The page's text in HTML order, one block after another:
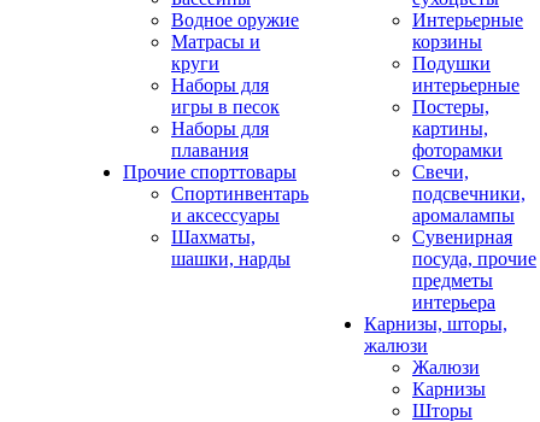
Водное оружие
Матрасы и
круги
Наборы для
игры в песок
Наборы для
плавания
Прочие спорттовары
Спортинвентарь
и аксессуары
Шахматы,
шашки, нарды
Интерьерные
корзины
Подушки
интерьерные
Постеры,
картины,
фоторамки
Свечи,
подсвечники,
аромалампы
Сувенирная
посуда, прочие
предметы
интерьера
Карнизы, шторы,
жалюзи
Жалюзи
Карнизы
Шторы